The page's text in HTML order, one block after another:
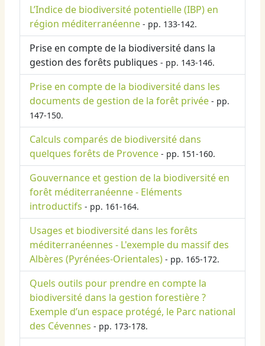
L’Indice de biodiversité potentielle (IBP) en
région méditerranéenne - pp. 133-142.
Prise en compte de la biodiversité dans la
gestion des forêts publiques - pp. 143-146.
Prise en compte de la biodiversité dans les
documents de gestion de la forêt privée - pp.
147-150.
Calculs comparés de biodiversité dans
quelques forêts de Provence - pp. 151-160.
Gouvernance et gestion de la biodiversité en
forêt méditerranéenne - Eléments
introductifs - pp. 161-164.
Usages et biodiversité dans les forêts
méditerranéennes - L'exemple du massif des
Albères (Pyrénées-Orientales) - pp. 165-172.
Quels outils pour prendre en compte la
biodiversité dans la gestion forestière ?
Exemple d’un espace protégé, le Parc national
des Cévennes - pp. 173-178.